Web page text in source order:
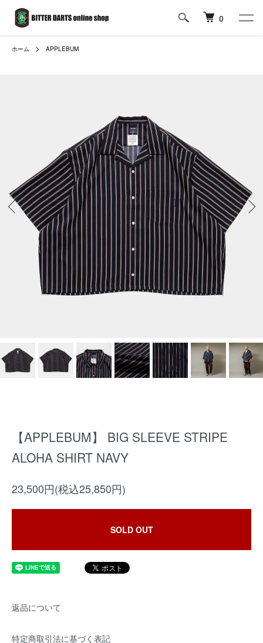
0
ホーム APPLEBUM
【APPLEBUM】 BIG SLEEVE STRIPE
ALOHA SHIRT NAVY
23,500円(税込25,850円)
SOLD OUT
返品について
特定商取引法に基づく表記